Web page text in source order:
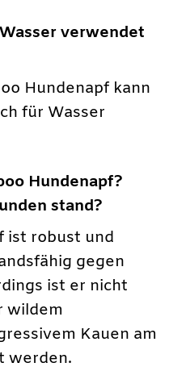
verwendet
Hundenapf kann
für Wasser
Hundenapf?
stand?
ist robust und
gegen
ist er nicht
wildem
Kauen am
werden.